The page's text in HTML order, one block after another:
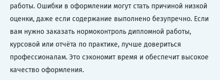
работы. Ошибки в оформлении могут стать причиной низкой
оценки, даже если содержание выполнено безупречно. Если
вам нужно заказать нормоконтроль дипломной работы,
курсовой или отчёта по практике, лучше довериться
профессионалам. Это сэкономит время и обеспечит высокое
качество оформления.